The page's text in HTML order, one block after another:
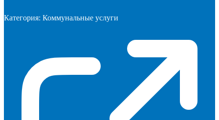
Категория: Коммунальные услуги